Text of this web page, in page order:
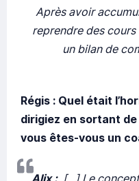
Après avoir
reprendre des cours
un bilan de
Régis : Quel était
dirigiez en sortant
vous êtes-vous un
Alix : [...] Le